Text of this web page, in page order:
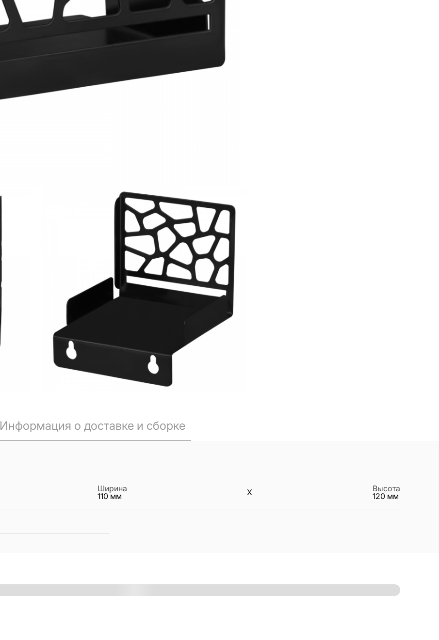
Информация о доставке и сборке
Ширина
110 мм X
Высота
120 мм